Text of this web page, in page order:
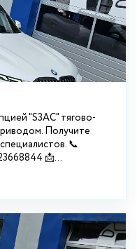
"S3АС" тягово-
Получите
📞
📩...